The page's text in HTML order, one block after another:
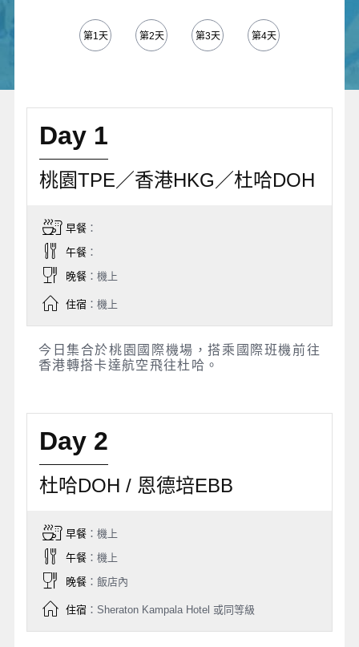
第1天 第2天 第3天 第4天
Day 1
桃園TPE／香港HKG／杜哈DOH
早餐：
午餐：
晚餐：機上
住宿：機上
今日集合於桃園國際機場，搭乘國際班機前往
香港轉搭卡達航空飛往杜哈。
Day 2
杜哈DOH / 恩德培EBB
早餐：機上
午餐：機上
晚餐：飯店內
住宿：Sheraton Kampala Hotel 或同等級